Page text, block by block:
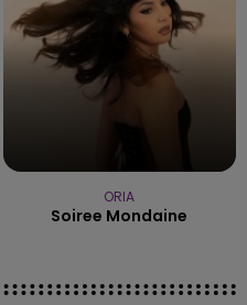
ORIA
Soiree Mondaine